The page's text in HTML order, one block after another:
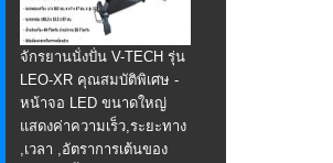
จักรยานนั่งปั่น V-TECH รุ่น
LEO-XR คุณสมบัติพิเศษ -
หน้าจอ LED ขนาดใหญ่
แสดงค่าความเร็ว,ระยะทาง
,เวลา ,อัตราการเต้นของ